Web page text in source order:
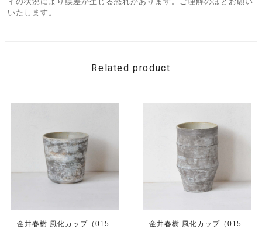
いたします。
Related product
金井春樹 風化カップ（015-
金井春樹 風化カップ（015-